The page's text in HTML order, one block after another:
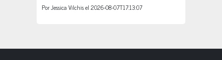
PorJessica Vilchisel 2026-08-07T17:13:07